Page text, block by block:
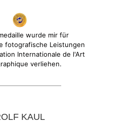
wurde mir für
fotografische Leistungen
Internationale de l'Art
verliehen.
KAUL